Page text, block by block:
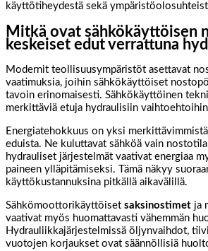
käyttötiheydestä sekä
Mitkä ovat sähkökäyttöisen
keskeiset edut verrattuna
Modernit teollisuusympäristöt asettavat
vaatimuksia, joihin sähkökäyttöiset
tavoin erinomaisesti. Sähkökäyttöinen
merkittäviä etuja hydraulisiin
Energiatehokkuus on yksi
eduista. Ne kuluttavat sähköä vain
hydrauliset järjestelmät vaativat energiaa
paineen ylläpitämiseksi. Tämä näkyy
käyttökustannuksina pitkällä aikavälillä.
Sähkömoottorikäyttöiset saksinostimet ja
vaativat myös huomattavasti vähemmän
Hydrauliikkajärjestelmissä öljynvaihdot,
vuotojen korjaukset ovat säännöllisiä